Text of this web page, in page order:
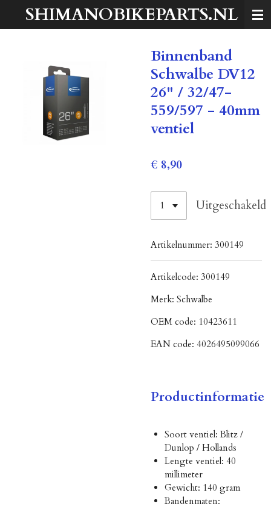
hoofdinhoud
SHIMANOBIKEPARTS.NL
Binnenband
Schwalbe DV12
26" / 32/47-
559/597 - 40mm
ventiel
€ 8,90
Uitgeschakeld
Artikelnummer: 300149
Artikelcode: 300149
Merk: Schwalbe
OEM code: 10423611
EAN code: 4026495099066
Productinformatie
Soort ventiel: Blitz /
Dunlop / Hollands
Lengte ventiel: 40
millimeter
Gewicht: 140 gram
Bandenmaten: